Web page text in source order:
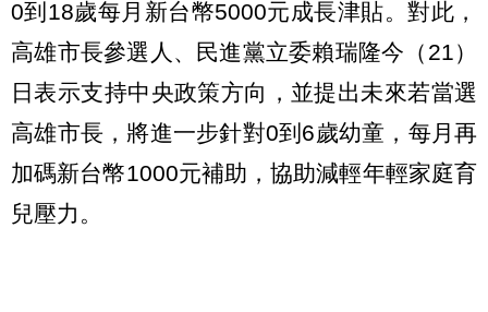
0到18歲每月新台幣5000元成長津貼。對此，
高雄市長參選人、民進黨立委賴瑞隆今（21）
日表示支持中央政策方向，並提出未來若當選
高雄市長，將進一步針對0到6歲幼童，每月再
加碼新台幣1000元補助，協助減輕年輕家庭育
兒壓力。